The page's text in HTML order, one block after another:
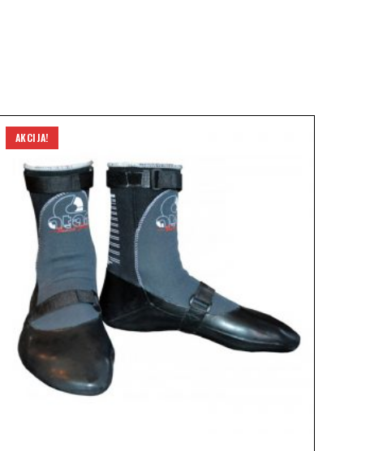
AKCIJA!